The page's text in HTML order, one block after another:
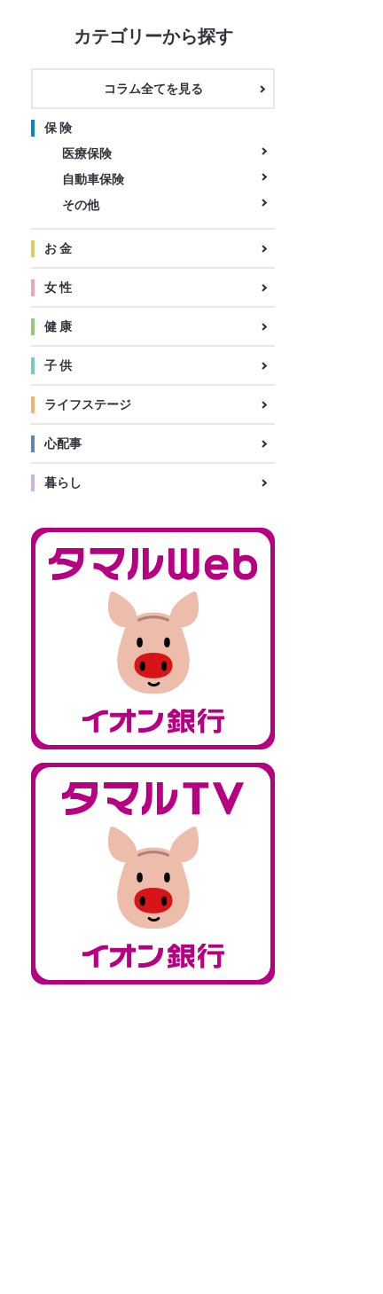
カテゴリーから探す
コラム全てを見る
保 険
医療保険
自動車保険
その他
お 金
女 性
健 康
子 供
ライフステージ
心配事
暮らし